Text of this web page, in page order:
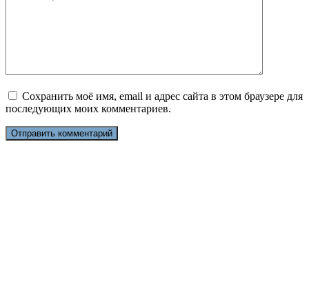
Сохранить моё имя, email и адрес сайта в этом браузере для
последующих моих комментариев.